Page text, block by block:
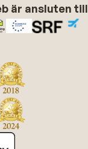
är ansluten till